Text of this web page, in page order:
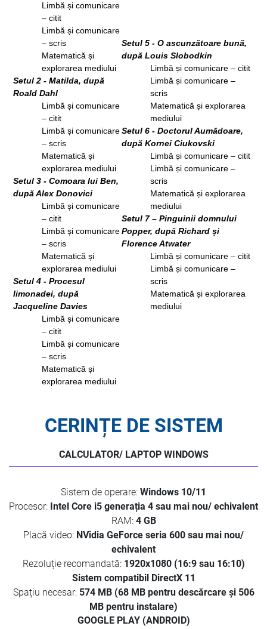
Limbă și comunicare
– citit
Limbă și comunicare
– scris
Matematică și
explorarea mediului
Setul 2 - Matilda, după
Roald Dahl
Limbă și comunicare
– citit
Limbă și comunicare
– scris
Matematică și
explorarea mediului
Setul 3 - Comoara lui Ben,
după Alex Donovici
Limbă și comunicare
– citit
Limbă și comunicare
– scris
Matematică și
explorarea mediului
Setul 4 - Procesul
limonadei, după
Jacqueline Davies
Limbă și comunicare
– citit
Limbă și comunicare
– scris
Matematică și
explorarea mediului
Setul 5 - O ascunzătoare bună,
după Louis Slobodkin
Limbă și comunicare – citit
Limbă și comunicare –
scris
Matematică și explorarea
mediului
Setul 6 - Doctorul Aumădoare,
după Kornei Ciukovski
Limbă și comunicare – citit
Limbă și comunicare –
scris
Matematică și explorarea
mediului
Setul 7 – Pinguinii domnului
Popper, după Richard și
Florence Atwater
Limbă și comunicare – citit
Limbă și comunicare –
scris
Matematică și explorarea
mediului
CERINȚE DE SISTEM
CALCULATOR/ LAPTOP WINDOWS
Sistem de operare: Windows 10/11
Procesor: Intel Core i5 generația 4 sau mai nou/ echivalent
RAM: 4 GB
Placă video: NVidia GeForce seria 600 sau mai nou/
echivalent
Rezoluție recomandată: 1920x1080 (16:9 sau 16:10)
Sistem compatibil DirectX 11
Spațiu necesar: 574 MB (68 MB pentru descărcare și 506
MB pentru instalare)
GOOGLE PLAY (ANDROID)